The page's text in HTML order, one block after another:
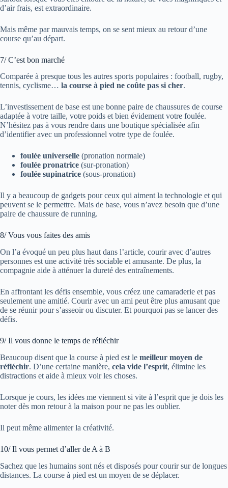
d’air frais, est extraordinaire.
Mais même par mauvais temps, on se sent mieux au retour d’une
course qu’au départ.
7/ C’est bon marché
Comparée à presque tous les autres sports populaires : football, rugby,
tennis, cyclisme… la course à pied ne coûte pas si cher.
L’investissement de base est une bonne paire de chaussures de course
adaptée à votre taille, votre poids et bien évidement votre foulée.
N’hésitez pas à vous rendre dans une boutique spécialisée afin
d’identifier avec un professionnel votre type de foulée.
foulée universelle (pronation normale)
foulée pronatrice (sur-pronation)
foulée supinatrice (sous-pronation)
Il y a beaucoup de gadgets pour ceux qui aiment la technologie et qui
peuvent se le permettre. Mais de base, vous n’avez besoin que d’une
paire de chaussure de running.
8/ Vous vous faites des amis
On l’a évoqué un peu plus haut dans l’article, courir avec d’autres
personnes est une activité très sociable et amusante. De plus, la
compagnie aide à atténuer la dureté des entraînements.
En affrontant les défis ensemble, vous créez une camaraderie et pas
seulement une amitié. Courir avec un ami peut être plus amusant que
de se réunir pour s’asseoir ou discuter. Et pourquoi pas se lancer des
défis.
9/ Il vous donne le temps de réfléchir
Beaucoup disent que la course à pied est le meilleur moyen de
réfléchir. D’une certaine manière, cela vide l’esprit, élimine les
distractions et aide à mieux voir les choses.
Lorsque je cours, les idées me viennent si vite à l’esprit que je dois les
noter dès mon retour à la maison pour ne pas les oublier.
Il peut même alimenter la créativité.
10/ Il vous permet d’aller de A à B
Sachez que les humains sont nés et disposés pour courir sur de longues
distances. La course à pied est un moyen de se déplacer.